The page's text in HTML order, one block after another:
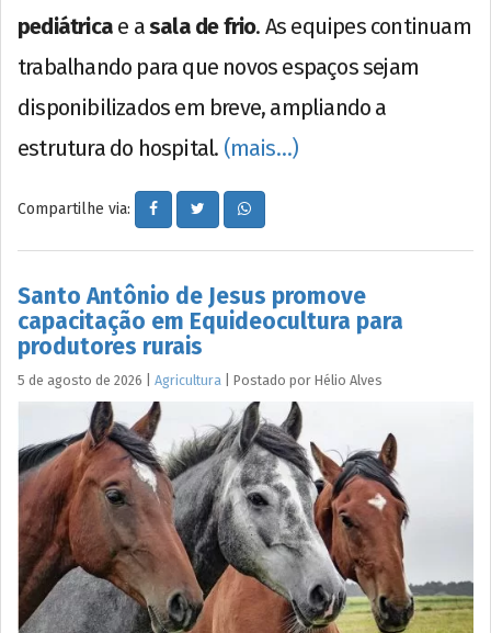
pediátrica e asala de frio. As equipes continuam
trabalhando para que novos espaços sejam
disponibilizados em breve, ampliando a
estrutura do hospital. (mais…)
Compartilhe via:
Santo Antônio de Jesus promove
capacitação em Equideocultura para
produtores rurais
5 de agosto de 2026 Agricultura Postado por Hélio Alves